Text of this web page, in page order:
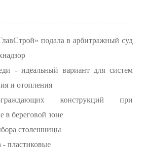
подала в арбитражный суд
- идеальный вариант для систем
и отопления
конструкций при
в береговой зоне
столешницы
пластиковые